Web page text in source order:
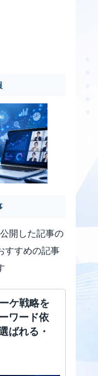
開した記事の
すすめの記事
ケ戦略を
ワード依
ばれる・